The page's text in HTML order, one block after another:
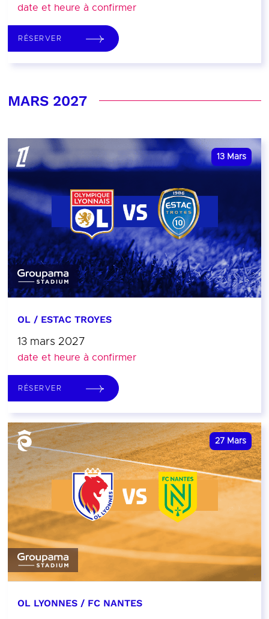
date et heure à confirmer
RÉSERVER
MARS 2027
13 Mars
OL / ESTAC TROYES
13 mars 2027
date et heure à confirmer
RÉSERVER
27 Mars
OL LYONNES / FC NANTES